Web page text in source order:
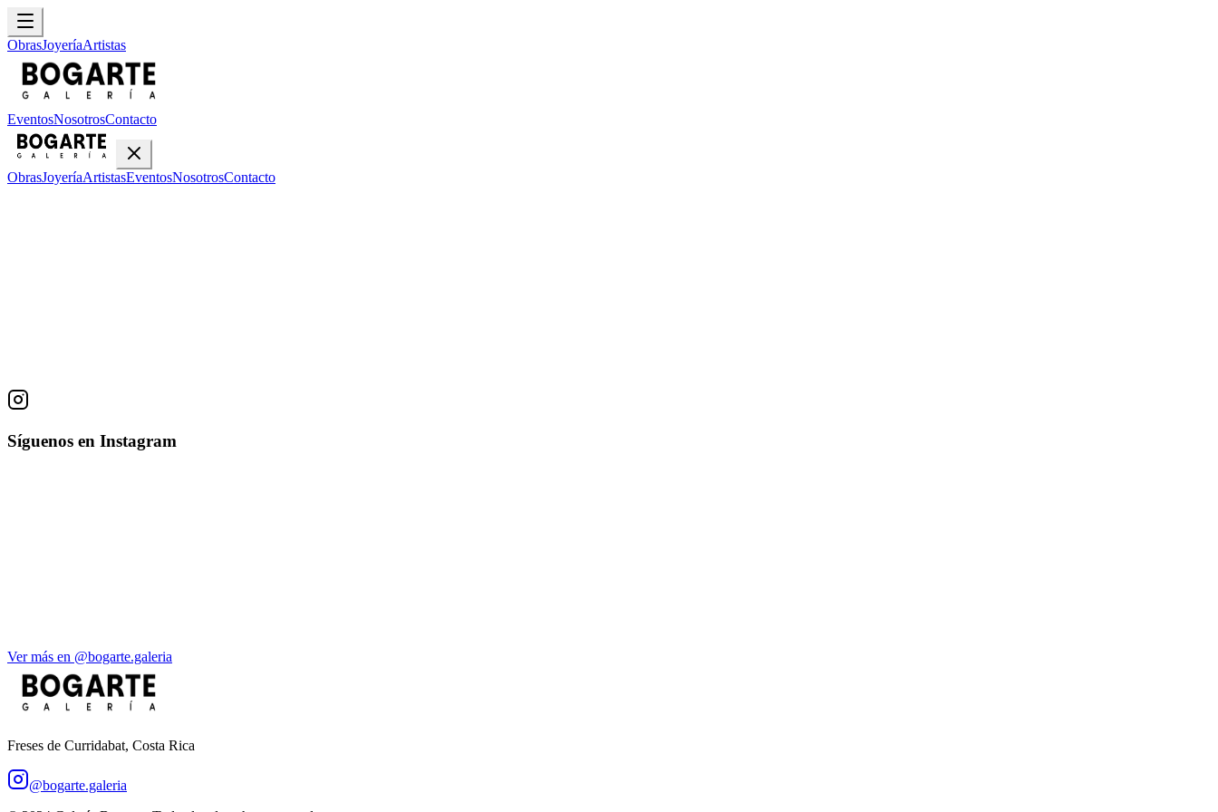
ObrasJoyeríaArtistas
EventosNosotrosContacto
ObrasJoyeríaArtistasEventosNosotrosContacto
Síguenos en Instagram
Ver más en @bogarte.galeria
Freses de Curridabat, Costa Rica
@bogarte.galeria